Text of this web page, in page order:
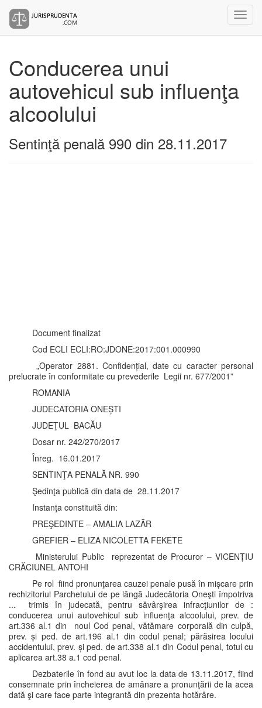
Conducerea unui
autovehicul sub influenţa
alcoolului
Sentinţă penală 990 din 28.11.2017
Document finalizat
Cod ECLI ECLI:RO:JDONE:2017:001.000990
„Operator 2881. Confidențial, date cu caracter personal
prelucrate în conformitate cu prevederile Legii nr. 677/2001”
ROMANIA
JUDECATORIA ONEȘTI
JUDEŢUL BACĂU
Dosar nr. 242/270/2017
Înreg. 16.01.2017
SENTINŢA PENALĂ NR. 990
Şedinţa publică din data de 28.11.2017
Instanţa constituită din:
PREŞEDINTE – AMALIA LAZĂR
GREFIER – ELIZA NICOLETTA FEKETE
Ministerului Public reprezentat de Procuror – VICENȚIU
CRĂCIUNEL ANTOHI
Pe rol fiind pronunţarea cauzei penale pusă în mișcare prin
rechizitoriul Parchetului de pe lângă Judecătoria Oneşti împotriva
... trimis în judecată, pentru săvârşirea infracţiunilor de :
conducerea unui autovehicul sub influenţa alcoolului, prev. de
art.336 al.1 din noul Cod penal, vătămare corporală din culpă,
prev. și ped. de art.196 al.1 din codul penal; părăsirea locului
accidentului, prev. și ped. de art.338 al.1 din Codul penal, totul cu
aplicarea art.38 a.1 cod penal.
Dezbaterile în fond au avut loc la data de 13.11.2017, fiind
consemnate prin încheierea de amânare a pronunţării de la acea
dată şi care face parte integrantă din prezenta hotărâre.